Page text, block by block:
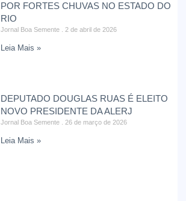
POR FORTES CHUVAS NO ESTADO DO
RIO
Jornal Boa Semente 2 de abril de 2026
Leia Mais »
DEPUTADO DOUGLAS RUAS É ELEITO
NOVO PRESIDENTE DA ALERJ
Jornal Boa Semente 26 de março de 2026
Leia Mais »